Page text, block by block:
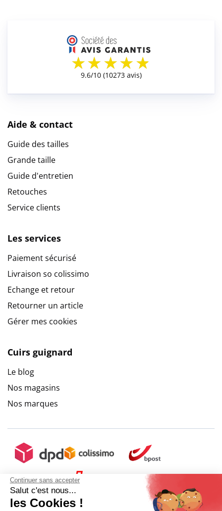
Continuer sans accepter
Salut c'est nous...
les Cookies !
Aide & contact
Guide des tailles
Grande taille
Guide d'entretien
Retouches
Service clients
Les services
Paiement sécurisé
Livraison so colissimo
Echange et retour
Retourner un article
Gérer mes cookies
Cuirs guignard
Le blog
Nos magasins
Nos marques